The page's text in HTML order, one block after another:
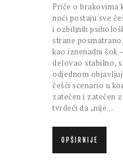
Priče o brakovima
noći postaju sve
i ozbiljnih
strane
kao iznenadni šok
delovao stabilno,
odjednom
češći scenario u
zatečen i zatečen
tvrdeći da „nije…
OPŠIRNIJE